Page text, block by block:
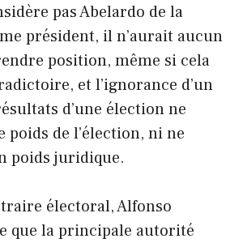
pas Abelardo de la
président, il n’aurait aucun
position, même si cela
et l’ignorance d’un
d’une élection ne
poids de l’élection, ni ne
poids juridique.
électoral, Alfonso
que la principale autorité